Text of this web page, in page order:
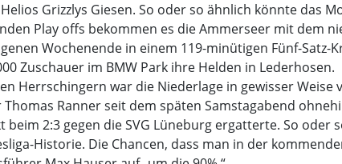
Grizzlys Giesen. So oder so ähnlich könnte das
Play offs bekommen es die Ammerseer mit dem
Wochenende in einem 119-minütigen Fünf-Satz-
Zuschauer im BMW Park ihre Helden in Lederhosen.
Herrschingern war die Niederlage in gewisser
Ranner seit dem späten Samstagabend
2:3 gegen die SVG Lüneburg ergatterte. So
Historie. Die Chancen, dass man in der